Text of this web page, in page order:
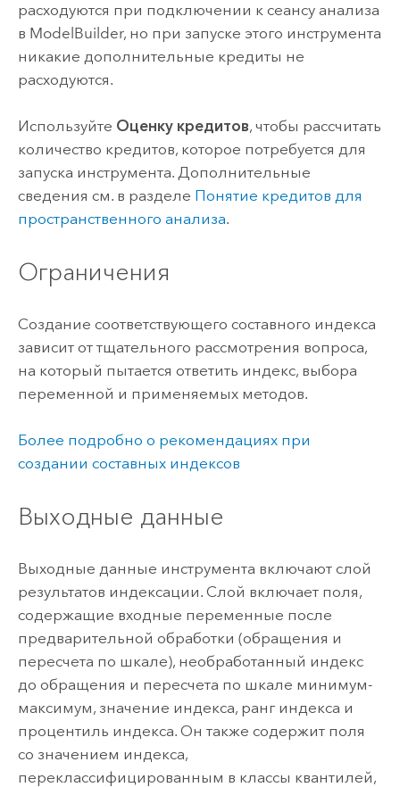
расходуются при подключении к сеансу анализа
в ModelBuilder, но при запуске этого инструмента
никакие дополнительные кредиты не
расходуются.
Используйте Оценку кредитов, чтобы рассчитать
количество кредитов, которое потребуется для
запуска инструмента. Дополнительные
сведения см. в разделе Понятие кредитов для
пространственного анализа.
Ограничения
Создание соответствующего составного индекса
зависит от тщательного рассмотрения вопроса,
на который пытается ответить индекс, выбора
переменной и применяемых методов.
Более подробно о рекомендациях при
создании составных индексов
Выходные данные
Выходные данные инструмента включают слой
результатов индексации. Слой включает поля,
содержащие входные переменные после
предварительной обработки (обращения и
пересчета по шкале), необработанный индекс
до обращения и пересчета по шкале минимум-
максимум, значение индекса, ранг индекса и
процентиль индекса. Он также содержит поля
со значением индекса,
переклассифицированным в классы квантилей,